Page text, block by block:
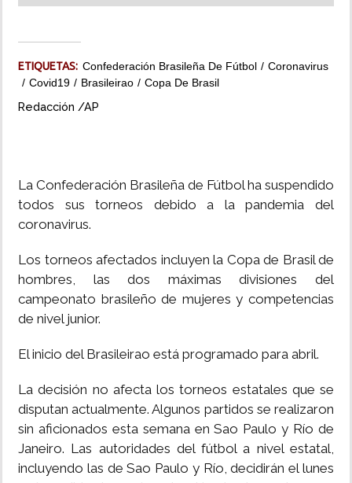
ETIQUETAS: Confederación Brasileña De Fútbol
Coronavirus
Covid19
Brasileirao Copa De Brasil
Redacción /AP
La Confederación Brasileña de Fútbol ha suspendido
todos sus torneos debido a la pandemia del
coronavirus.
Los torneos afectados incluyen la Copa de Brasil de
hombres, las dos máximas divisiones del
campeonato brasileño de mujeres y competencias
de nivel junior.
El inicio del Brasileirao está programado para abril.
La decisión no afecta los torneos estatales que se
disputan actualmente. Algunos partidos se realizaron
sin aficionados esta semana en Sao Paulo y Río de
Janeiro. Las autoridades del fútbol a nivel estatal,
incluyendo las de Sao Paulo y Río, decidirán el lunes